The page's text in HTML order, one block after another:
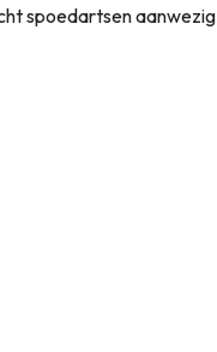
spoedartsen aanwezig